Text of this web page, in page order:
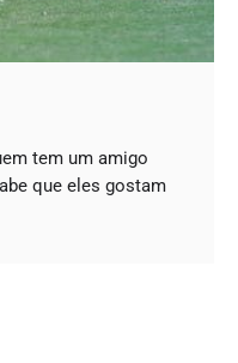
tem um amigo
que eles gostam